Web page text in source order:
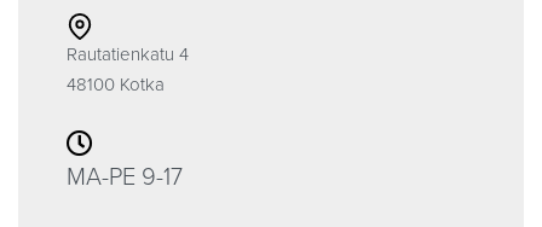
Rautatienkatu 4
48100 Kotka
MA-PE 9-17